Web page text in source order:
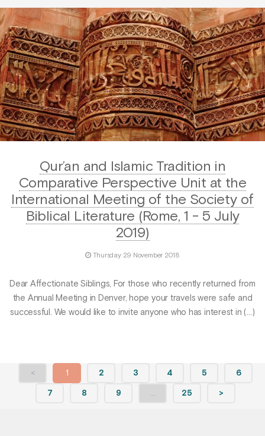
Qur’an and Islamic Tradition in
Comparative Perspective Unit at the
International Meeting of the Society of
Biblical Literature (Rome, 1 - 5 July
2019)
Thursday 29 November 2018
Dear Affectionate Siblings, For those who recently returned from
the Annual Meeting in Denver, hope your travels were safe and
successful. We would like to invite anyone who has interest in (…)
< 1 2 3 4 5 6
7 8 9 … 25 >